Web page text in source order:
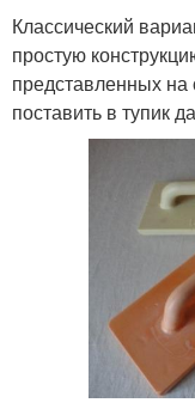
Классический
простую
представленных на
поставить в тупик